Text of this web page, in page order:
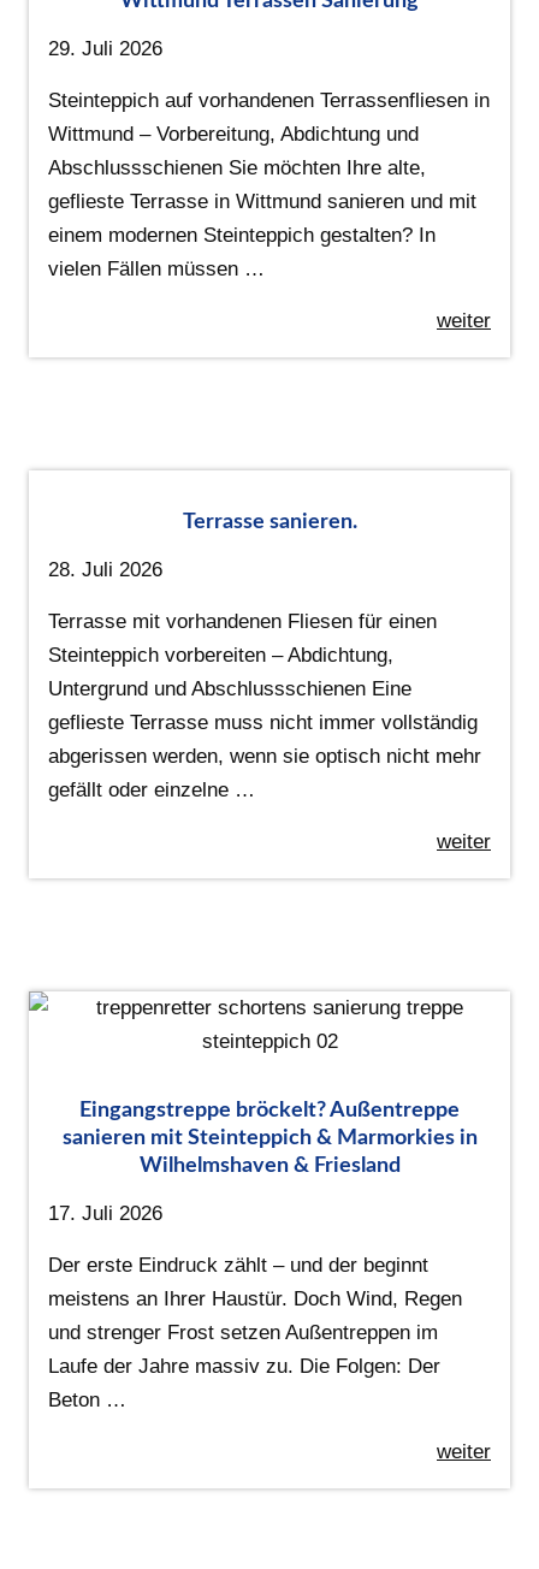
29. Juli 2026
Steinteppich auf vorhandenen Terrassenfliesen in
Wittmund – Vorbereitung, Abdichtung und
Abschlussschienen Sie möchten Ihre alte,
geflieste Terrasse in Wittmund sanieren und mit
einem modernen Steinteppich gestalten? In
vielen Fällen müssen …
weiter
Terrasse sanieren.
28. Juli 2026
Terrasse mit vorhandenen Fliesen für einen
Steinteppich vorbereiten – Abdichtung,
Untergrund und Abschlussschienen Eine
geflieste Terrasse muss nicht immer vollständig
abgerissen werden, wenn sie optisch nicht mehr
gefällt oder einzelne …
weiter
Eingangstreppe bröckelt? Außentreppe
sanieren mit Steinteppich & Marmorkies in
Wilhelmshaven & Friesland
17. Juli 2026
Der erste Eindruck zählt – und der beginnt
meistens an Ihrer Haustür. Doch Wind, Regen
und strenger Frost setzen Außentreppen im
Laufe der Jahre massiv zu. Die Folgen: Der
Beton …
weiter